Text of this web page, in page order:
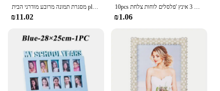
מסגרת תמונה מרובע מודרני הבית plexiglass תמונה תמונה מסגרת פלסטיק מסגרת תמונה פלסטיק מסגרת
₪11.02
10pcs תמונה נייד מסגרות תמונה ספר מחזיק מעמד המתנה שחור/נקה 3 אינץ 'פלסלים לוחות צלחת
₪1.06